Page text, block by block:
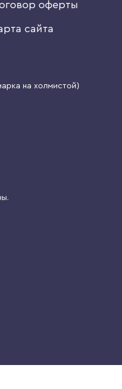
оферты
сайта
на холмистой)